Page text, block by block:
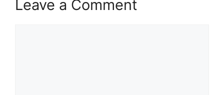
Leave a Comment